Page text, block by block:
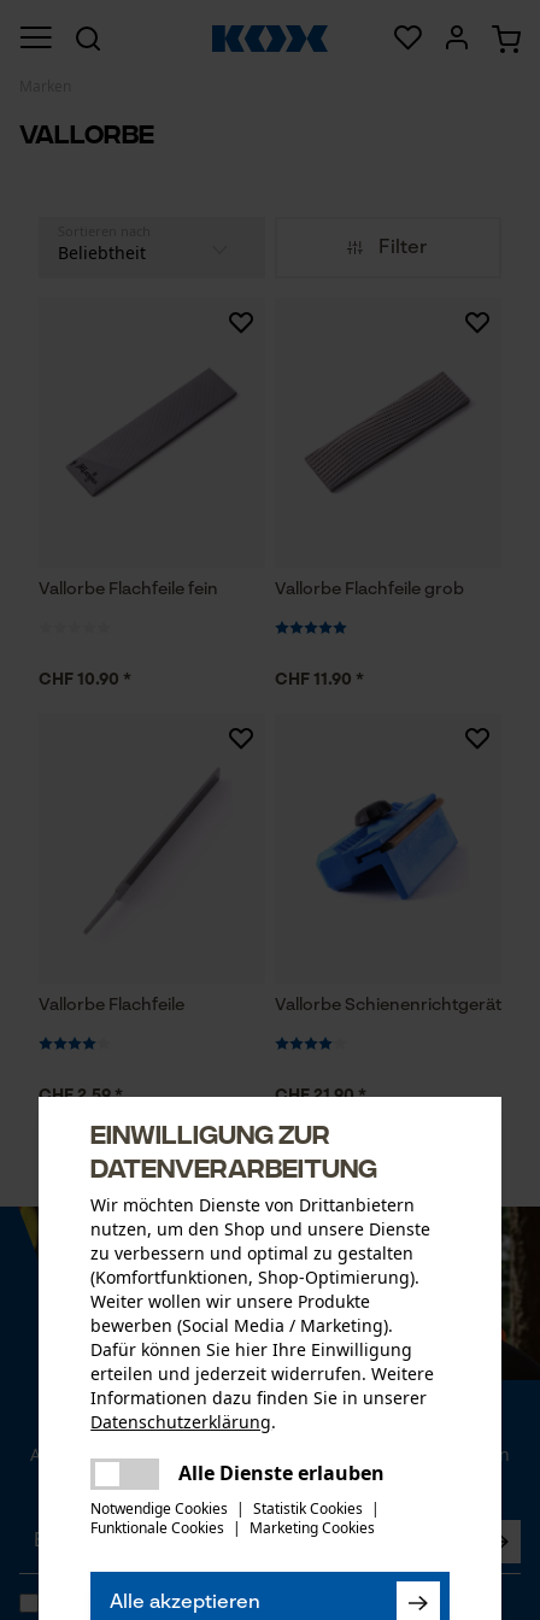
Vallorbe
Filter
Vallorbe Flachfeile fein
CHF 10.90 *
Vallorbe Flachfeile grob
CHF 11.90 *
Vallorbe Flachfeile
CHF 2.59 *
Vallorbe Schienenrichtgerät
CHF 21.90 *
Newsletter
Abonnieren Sie den kostenlosen Newsletter und verpassen
Sie keine Neuigkeiten mehr.
Ich habe dieDatenschutzbestimmungen
gelesen und bin
Einwilligung zur
Datenverarbeitung
Wir möchten Dienste von Drittanbietern
nutzen, um den Shop und unsere Dienste
zu verbessern und optimal zu gestalten
(Komfortfunktionen, Shop-Optimierung).
Weiter wollen wir unsere Produkte
bewerben (Social Media / Marketing).
Dafür können Sie hier Ihre Einwilligung
erteilen und jederzeit widerrufen. Weitere
Informationen dazu finden Sie in unserer
Datenschutzerklärung.
Alle Dienste erlauben
Notwendige Cookies | Statistik Cookies |
Funktionale Cookies | Marketing Cookies
Alle akzeptieren
Es ist ein Fehler aufgetreten. Bitte
versuchen Sie es erneut.
mail